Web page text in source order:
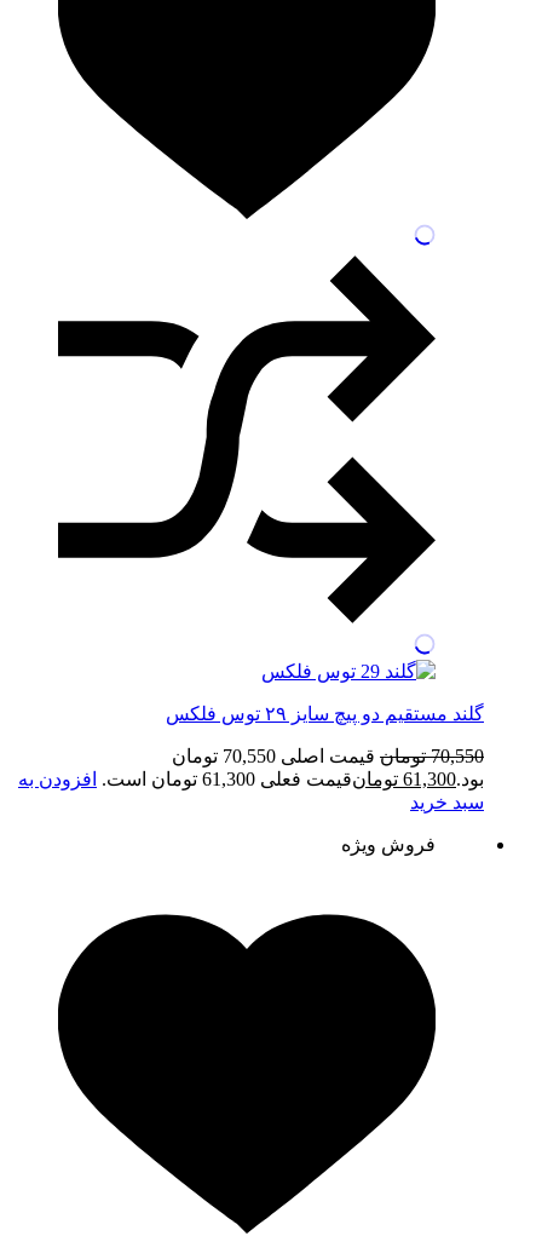
گلند مستقیم دو پیچ سایز ۲۹ توس فلکس
70,550 تومان
قیمت اصلی 70,550 تومان
بود.61,300 تومانقیمت فعلی 61,300 تومان است.
افزودن به
سبد خرید
فروش ویژه